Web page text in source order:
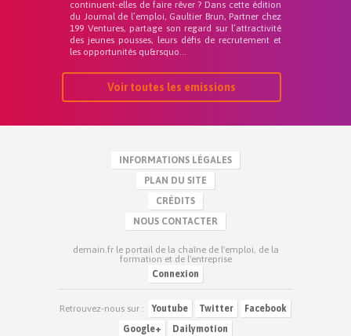
continuent-elles de faire rêver ? Dans cette édition
du Journal de l’emploi, Gaultier Brun, Partner chez
199 Ventures, partage son regard sur l’attractivité
des jeunes pousses, leurs défis de recrutement et
les opportunités qu&rsquo...
Voir toutes les emissions
INFORMATIONS LÉGALES
PLAN DU SITE
CRÉDITS
NOUS CONTACTER
demain.fr le portail de la chaîne de l'emploi, de la
formation et de l'entreprise
Connexion
Retrouvez-nous sur : Youtube Twitter
Facebook
Google+
Dailymotion